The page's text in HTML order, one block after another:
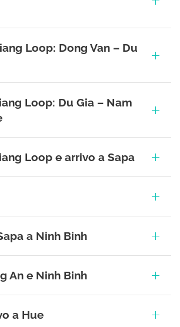
Loop: Dong Van – Du
Loop: Du Gia – Nam
Loop e arrivo a Sapa
a Ninh Binh
An e Ninh Binh
a Hue